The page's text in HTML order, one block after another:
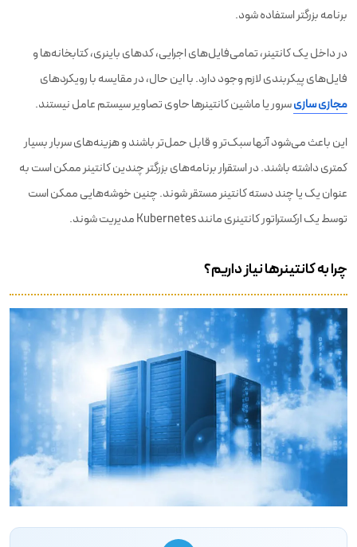
برنامه بزرگتر استفاده شود.
در داخل یک کانتینر، تمامی‌فایل‌های اجرایی، کدهای باینری، کتابخانه‌ها و
فایل‌های پیکربندی لازم وجود دارد. با این حال، در مقایسه با رویکردهای
مجازی سازیسرور یا ماشین کانتینرها حاوی تصاویر سیستم عامل نیستند.
این باعث می‌شود آنها سبک‌تر و قابل حمل‌تر باشند و هزینه‌های سربار بسیار
کمتری داشته باشند. در استقرار برنامه‌های بزرگتر چندین کانتینر ممکن است به
عنوان یک یا چند دسته کانتینر مستقر شوند. چنین خوشه‌هایی ممکن است
توسط یک ارکستراتور کانتینری مانند Kubernetes مدیریت شوند.
چرا به کانتینرها نیاز داریم؟